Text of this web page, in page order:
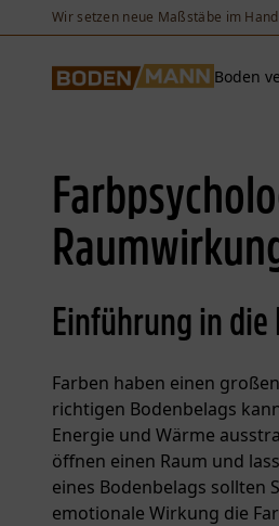
Wir setzen neue Maßstäbe im
Boden
Einführung in
Farben haben einen
richtigen Bodenbelags
Energie und Wärme
öffnen einen Raum und
eines Bodenbelags sollten
emotionale Wirkung die